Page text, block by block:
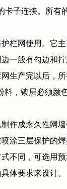
子连接。所
网使用。它
一般有勾边和
生产完以后，
，镀层必须颜
成永久性网
涂三层保护的
不同，可选用
体要求来设计。